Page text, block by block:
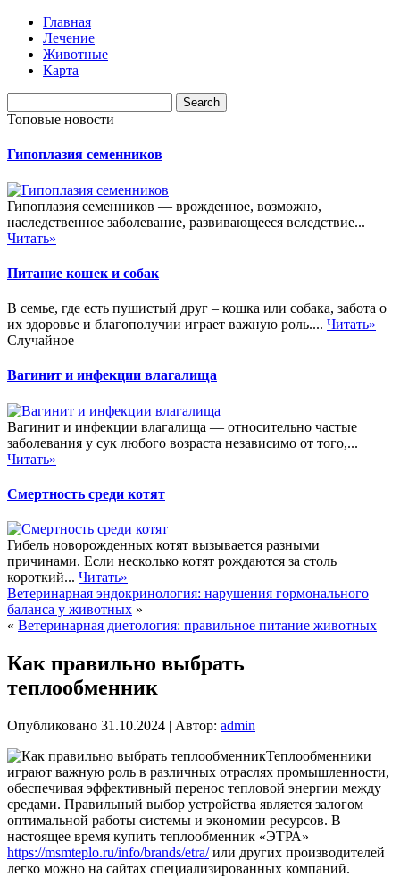
Главная
Лечение
Животные
Карта
Топовые новости
Гипоплазия семенников
Гипоплазия семенников — врожденное, возможно,
наследственное заболевание, развивающееся вследствие...
Читать»
Питание кошек и собак
В семье, где есть пушистый друг – кошка или собака, забота о
их здоровье и благополучии играет важную роль.... Читать»
Случайное
Вагинит и инфекции влагалища
Вагинит и инфекции влагалища — относительно частые
заболевания у сук любого возраста независимо от того,...
Читать»
Смертность среди котят
Гибель новорожденных котят вызывается разными
причинами. Если несколько котят рождаются за столь
короткий... Читать»
Ветеринарная эндокринология: нарушения гормонального
баланса у животных »
« Ветеринарная диетология: правильное питание животных
Как правильно выбрать
теплообменник
Опубликовано 31.10.2024 | Автор: admin
Теплообменники
играют важную роль в различных отраслях промышленности,
обеспечивая эффективный перенос тепловой энергии между
средами. Правильный выбор устройства является залогом
оптимальной работы системы и экономии ресурсов. В
настоящее время купить теплообменник «ЭТРА»
https://msmteplo.ru/info/brands/etra/или других производителей
легко можно на сайтах специализированных компаний.